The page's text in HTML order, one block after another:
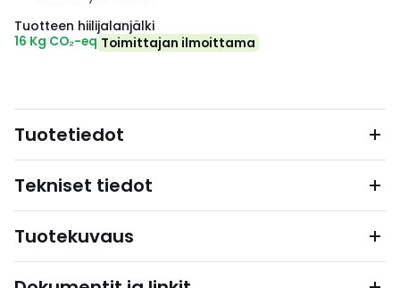
Tuotteen hiilijalanjälki
16 Kg CO₂-eq Toimittajan ilmoittama
Tuotetiedot
Tekniset tiedot
Tuotekuvaus